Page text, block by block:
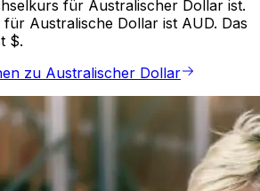
für Australischer Dollar ist.
Australische Dollar ist AUD. Das
$.
zu Australischer Dollar